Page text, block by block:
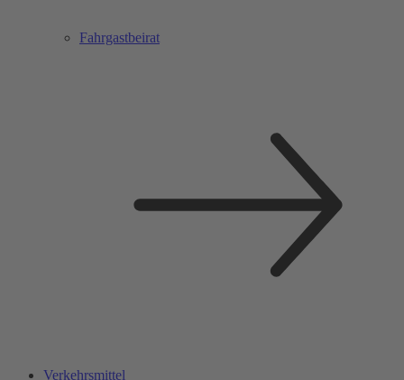
Fahrgastbeirat
Verkehrsmittel